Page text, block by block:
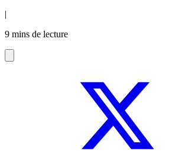
|
9 mins de lecture